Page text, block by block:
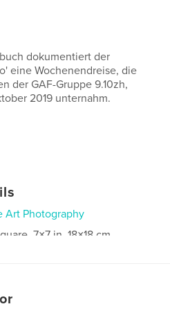
dokumentiert der
eine Wochenendreise, die
der GAF-Gruppe 9.10zh,
2019 unternahm.
Art Photography
7×7 in, 18×18 cm